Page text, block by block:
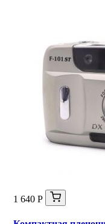
1 640 Р